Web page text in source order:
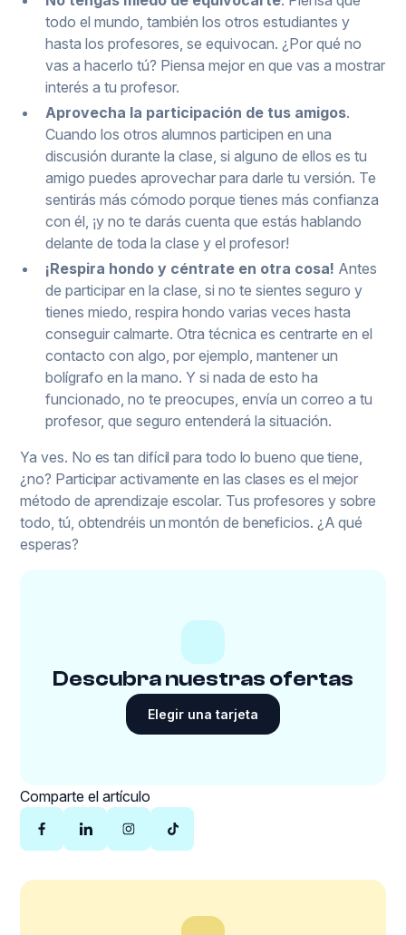
Descubra nuestras ofertas
Elegir una tarjeta
Comparte el artículo
todo el mundo, también los otros estudiantes y
hasta los profesores, se equivocan. ¿Por qué no
vas a hacerlo tú? Piensa mejor en que vas a mostrar
interés a tu profesor.
Aprovecha la participación de tus amigos.
Cuando los otros alumnos participen en una
discusión durante la clase, si alguno de ellos es tu
amigo puedes aprovechar para darle tu versión. Te
sentirás más cómodo porque tienes más confianza
con él, ¡y no te darás cuenta que estás hablando
delante de toda la clase y el profesor!
¡Respira hondo y céntrate en otra cosa! Antes
de participar en la clase, si no te sientes seguro y
tienes miedo, respira hondo varias veces hasta
conseguir calmarte. Otra técnica es centrarte en el
contacto con algo, por ejemplo, mantener un
bolígrafo en la mano. Y si nada de esto ha
funcionado, no te preocupes, envía un correo a tu
profesor, que seguro entenderá la situación.
Ya ves. No es tan difícil para todo lo bueno que tiene,
¿no? Participar activamente en las clases es el mejor
método de aprendizaje escolar. Tus profesores y sobre
todo, tú, obtendréis un montón de beneficios. ¿A qué
esperas?